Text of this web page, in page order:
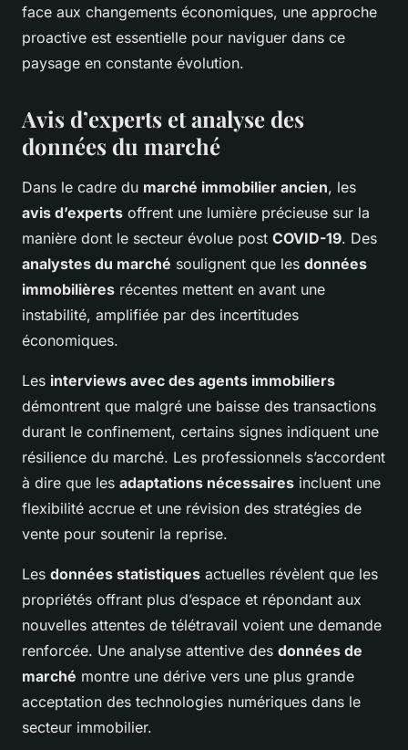
face aux changements économiques, une approche
proactive est essentielle pour naviguer dans ce
paysage en constante évolution.
Avis d’experts et analyse des
données du marché
Dans le cadre du marché immobilier ancien, les
avis d’experts offrent une lumière précieuse sur la
manière dont le secteur évolue post COVID-19. Des
analystes du marché soulignent que les données
immobilières récentes mettent en avant une
instabilité, amplifiée par des incertitudes
économiques.
Les interviews avec des agents immobiliers
démontrent que malgré une baisse des transactions
durant le confinement, certains signes indiquent une
résilience du marché. Les professionnels s’accordent
à dire que les adaptations nécessaires incluent une
flexibilité accrue et une révision des stratégies de
vente pour soutenir la reprise.
Les données statistiques actuelles révèlent que les
propriétés offrant plus d’espace et répondant aux
nouvelles attentes de télétravail voient une demande
renforcée. Une analyse attentive des données de
marché montre une dérive vers une plus grande
acceptation des technologies numériques dans le
secteur immobilier.